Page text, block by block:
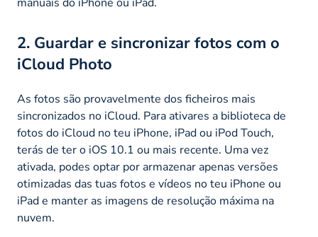
2. Guardar e sincronizar fotos com o
iCloud Photo
As fotos são provavelmente dos ficheiros mais
sincronizados no iCloud. Para ativares a biblioteca de
fotos do iCloud no teu iPhone, iPad ou iPod Touch,
terás de ter o iOS 10.1 ou mais recente. Uma vez
ativada, podes optar por armazenar apenas versões
otimizadas das tuas fotos e vídeos no teu iPhone ou
iPad e manter as imagens de resolução máxima na
nuvem.